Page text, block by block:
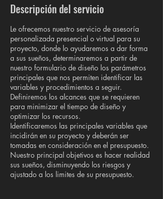
Descripción del servicio
Le ofrecemos nuestro servicio de asesoría
personalizada presencial o virtual para su
proyecto, donde lo ayudaremos a dar forma
a sus sueños, determinaremos a partir de
nuestro formulario de diseño los parámetros
principales que nos permiten identificar las
variables y procedimientos a seguir.
Definiremos los alcances que se requieren
para minimizar el tiempo de diseño y
optimizar los recursos.
Identificaremos las principales variables que
incidirán en su proyecto y deberán ser
tomadas en consideración en el presupuesto.
Nuestro principal objetivos es hacer realidad
sus sueños, disminuyendo los riesgos y